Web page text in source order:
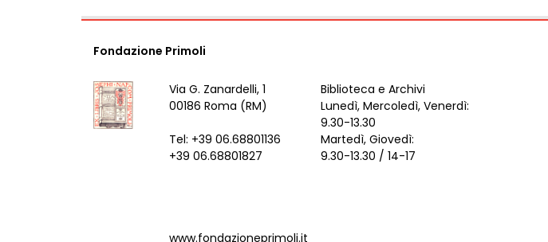
Fondazione Primoli
Via G. Zanardelli, 1
00186 Roma (RM)
Tel: +39 06.68801136
+39 06.68801827
Biblioteca e Archivi
Lunedì, Mercoledì, Venerdì:
9.30-13.30
Martedì, Giovedì:
9.30-13.30 / 14-17
www.fondazioneprimoli.it